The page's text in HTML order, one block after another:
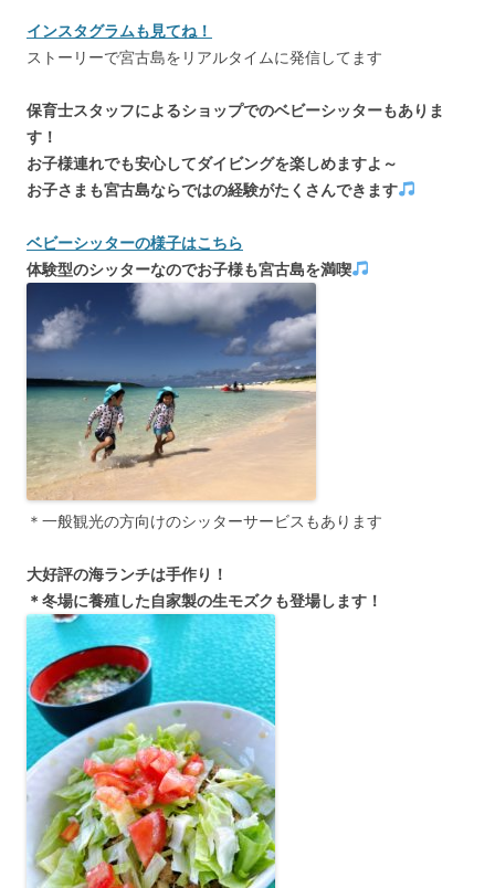
インスタグラムも見てね！
ストーリーで宮古島をリアルタイムに発信してます
保育士スタッフによるショップでのベビーシッターもありま
す！
お子様連れでも安心してダイビングを楽しめますよ～
お子さまも宮古島ならではの経験がたくさんできます
ベビーシッターの様子はこちら
体験型のシッターなのでお子様も宮古島を満喫
＊一般観光の方向けのシッターサービスもあります
大好評の海ランチは手作り！
＊冬場に養殖した自家製の生モズクも登場します！